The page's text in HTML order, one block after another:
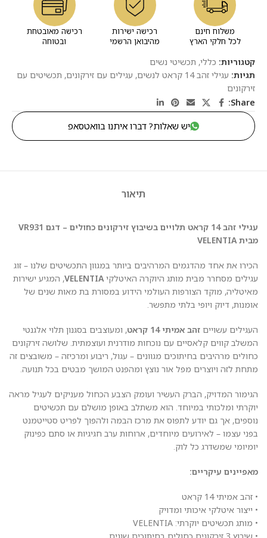
משלוח חינם
לכל חלקי הארץ
רכישה ישירות
מהיבואן הרשמי
רכישה מאובטחת
ובטוחה
קטגוריות: כללי, תכשיטי נשים
תגיות: עגילי זהב 14 קראט לנשים , עגילים עם זירקונים, תכשיטים עם
זירקונים
Share:
יש שאלות? דברו איתנו בוואטסאפ
תיאור
עגילי זהב 14 קראט תלויים בשיבוץ זירקונים כחולים – דגם VR931
מבית VELENTIA
הכירו את אחד מהדגמים המרהיבים ביותר במגוון התכשיטים שלנו – זוג
עגילים מסחרר מבית מותג היוקרה האיטלקיVELENTIA, המגיע ישירות
מאיטליה, מוקד הצורפות העולמי הידוע במסורת בת מאות שנים של
אומנות, דיוק ויופי בלתי מתפשר.
העגילים עשויים זהב אמיתי 14 קראט
, ומעוצבים בסגנון תלוי אלגנטי
המשלב קווים קלאסיים עם נוכחות מודרנית ועוצמתית. שלושה זירקונים
כחולים מרהיבים בחיתוכים מגוונים – עגול, ריבוע ומרכיזה – משובצים זה
מתחת לזה ויוצרים מפל אור נוצץ ומהפנט המושך מבטים בכל תנועה.
הגימור המדויק, הברק העשיר ועומק הצבע הכחול מעניקים לעגיל מראה
יוקרתי ומלכותי במיוחד. הוא משתלב באופן מושלם עם תכשיטים
נוספים, אך גם יודע לתפוס את מרכז הבמה ולהפוך לפריט סטייטמנט
בפני עצמו – לאירועים מיוחדים, ארוחות ערב חגיגיות או סתם כפינוק
יומיומי שמשדרג כל לוק.
מאפיינים עיקריים:
• זהב אמיתי 14 קראט
• ייצור איטלקי איכותי ומדויק
• מותג תכשיטים יוקרתי: VELENTIA